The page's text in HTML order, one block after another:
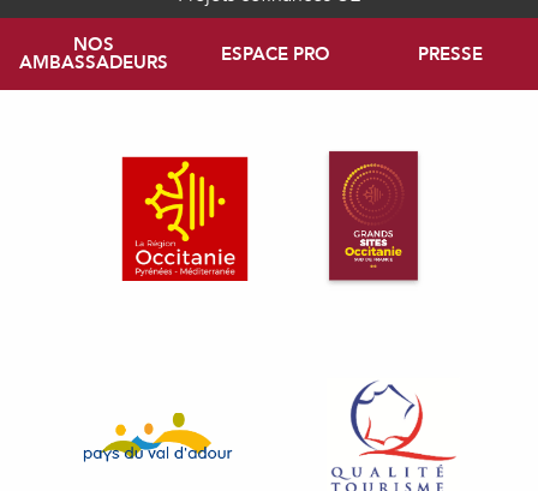
NOS
AMBASSADEURS ESPACE PRO PRESSE